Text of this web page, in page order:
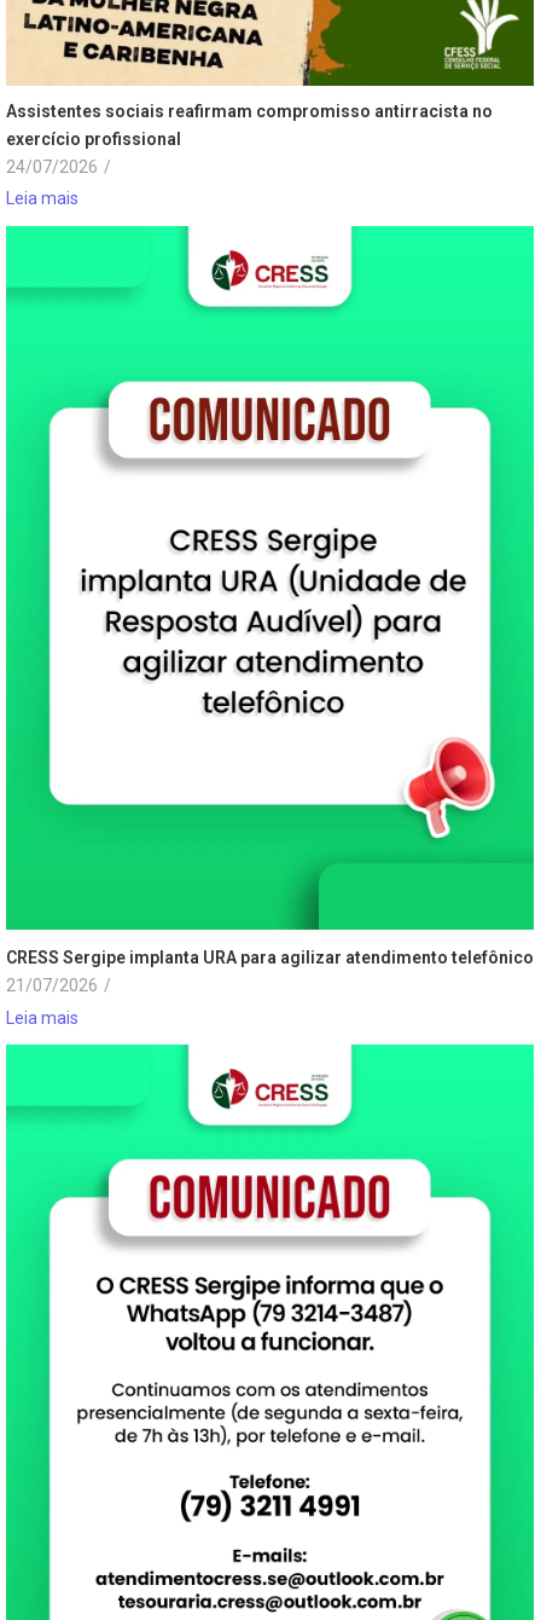
Assistentes sociais reafirmam compromisso antirracista no
exercício profissional
24/07/2026 /
Leia mais
CRESS Sergipe implanta URA para agilizar atendimento telefônico
21/07/2026 /
Leia mais